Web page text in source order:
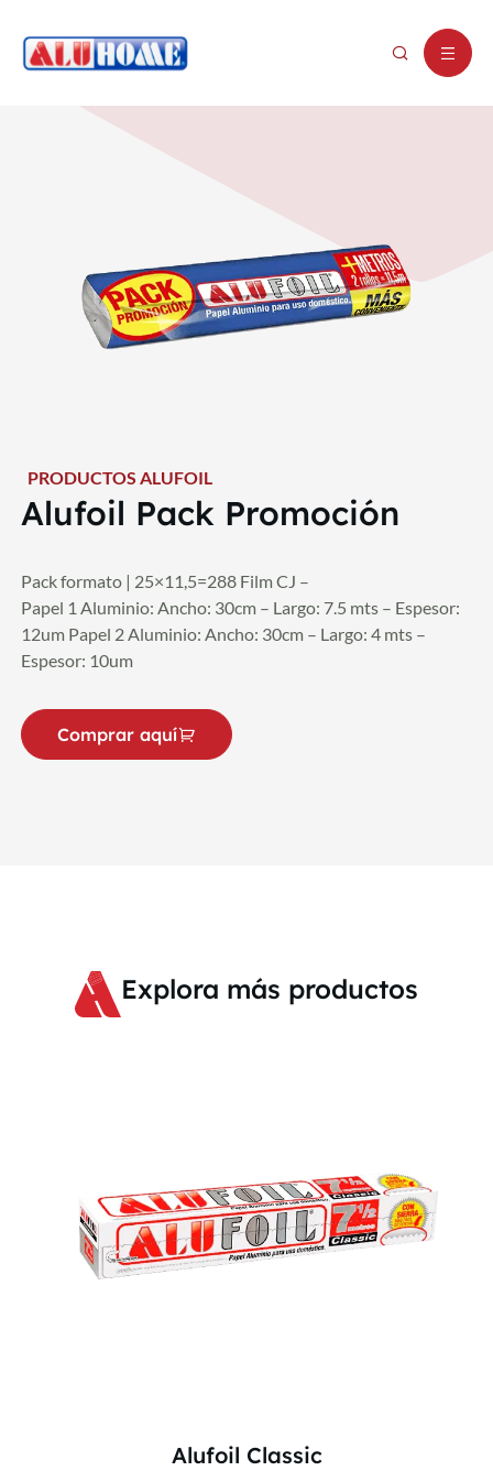
PRODUCTOS ALUFOIL
Alufoil Pack Promoción
Pack formato | 25×11,5=288 Film CJ –
Papel 1 Aluminio: Ancho: 30cm – Largo: 7.5 mts – Espesor:
12um Papel 2 Aluminio: Ancho: 30cm – Largo: 4 mts –
Espesor: 10um
Comprar aquí
Explora más productos
Alufoil Classic